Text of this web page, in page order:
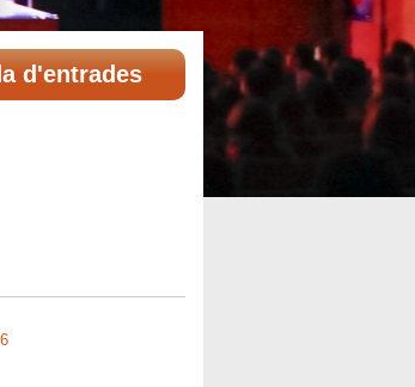
d'entrades